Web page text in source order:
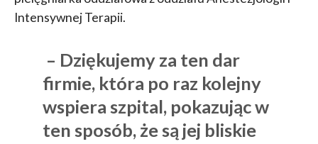
Intensywnej Terapii.
– Dziękujemy za ten dar
firmie, która po raz kolejny
wspiera szpital, pokazując w
ten sposób, że są jej bliskie